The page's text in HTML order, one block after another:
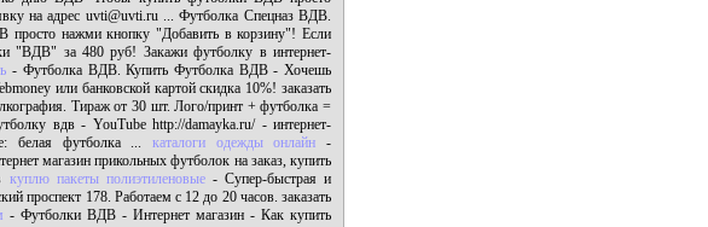
на адрес uvti@uvti.ru ... Футболка Спецназ ВДВ.
просто нажми кнопку "Добавить в корзину"! Если
"ВДВ" за 480 руб! Закажи футболку в интернет-
- Футболка ВДВ. Купить Футболка ВДВ - Хочешь
или банковской картой скидка 10%! заказать
Тираж от 30 шт. Лого/принт + футболка =
вдв - YouTube http://damayka.ru/ - интернет-
белая футболка ... каталоги одежды онлайн -
магазин прикольных футболок на заказ, купить
куплю пакеты полиэтиленовые- Супер-быстрая и
проспект 178. Работаем с 12 до 20 часов. заказать
- Футболки ВДВ - Интернет магазин - Как купить